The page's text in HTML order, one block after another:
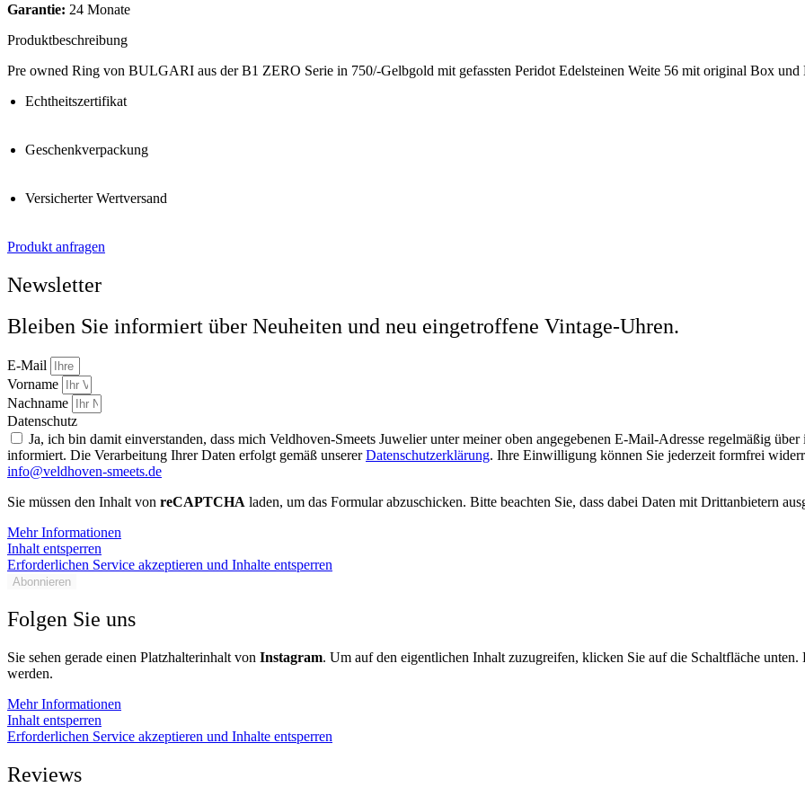
Garantie: 24 Monate
Produktbeschreibung
Pre owned Ring von BULGARI aus der B1 ZERO Serie in 750/-Gelbgold mit gefassten Peridot Edelsteinen Weite 56 mit original Box und
Echtheitszertifikat
Geschenkverpackung
Versicherter Wertversand
Produkt anfragen
Newsletter
Bleiben Sie informiert über Neuheiten und neu eingetroffene Vintage-Uhren.
E-Mail
Vorname
Nachname
Datenschutz
Ja, ich bin damit einverstanden, dass mich Veldhoven-Smeets Juwelier unter meiner oben angegebenen E-Mail-Adresse regelmäßig
informiert. Die Verarbeitung Ihrer Daten erfolgt gemäß unsererDatenschutzerklärung. Ihre Einwilligung können Sie jederzeit formfrei
info@veldhoven-smeets.de
Sie müssen den Inhalt von reCAPTCHA laden, um das Formular abzuschicken. Bitte beachten Sie, dass dabei Daten mit Drittanbietern
Mehr Informationen
Inhalt entsperren
Erforderlichen Service akzeptieren und Inhalte entsperren
Abonnieren
Folgen Sie uns
Sie sehen gerade einen Platzhalterinhalt von Instagram. Um auf den eigentlichen Inhalt zuzugreifen, klicken Sie auf die Schaltfläche
werden.
Mehr Informationen
Inhalt entsperren
Erforderlichen Service akzeptieren und Inhalte entsperren
Reviews